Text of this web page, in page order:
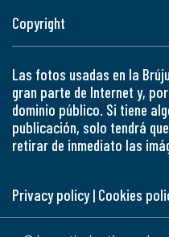
Copyright
Las fotos usadas en la
gran parte de Internet y,
dominio público. Si tiene
publicación, solo tendrá
retirar de inmediato las
Privacy policy| Cookies